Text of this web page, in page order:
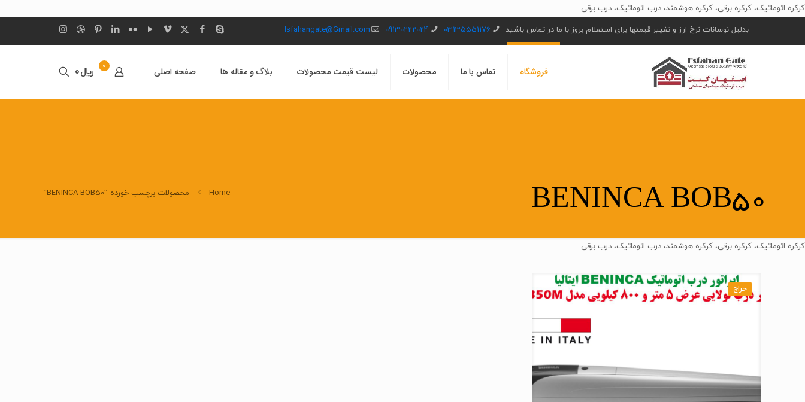
کرکره اتوماتیک، کرکره برقی، کرکره هوشمند، درب اتوماتیک، درب برقی
بدلیل نوسانات نرخ ارز و تغییر قیمتها برای استعلام بروز با ما در تماس باشید
03135551176
09130222024
Isfahangate@Gmail.com
فروشگاه تماس با ما محصولات لیست قیمت محصولات بلاگ و مقاله ها صفحه اصلی 0 ﷼0
BENINCA BOB50
Home محصولات برچسب خورده “BENINCA BOB50”
کرکره اتوماتیک، کرکره برقی، کرکره هوشمند، درب اتوماتیک، درب برقی
حراج